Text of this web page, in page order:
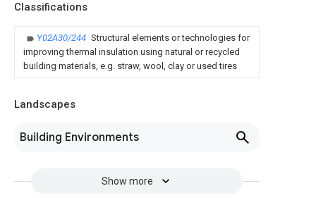
Classifications
Y02A30/244 Structural elements or technologies for
improving thermal insulation using natural or recycled
building materials, e.g. straw, wool, clay or used tires
Landscapes
Building Environments
Show more